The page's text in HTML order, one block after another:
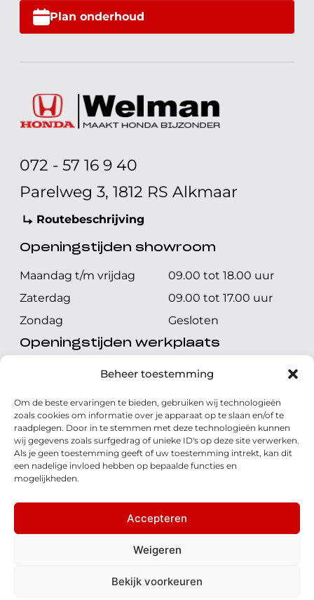
Beheer toestemming
Om de beste ervaringen te bieden, gebruiken wij technologieën
zoals cookies om informatie over je apparaat op te slaan en/of te
raadplegen. Door in te stemmen met deze technologieën kunnen
wij gegevens zoals surfgedrag of unieke ID's op deze site verwerken.
Als je geen toestemming geeft of uw toestemming intrekt, kan dit
een nadelige invloed hebben op bepaalde functies en
mogelijkheden.
Accepteren
Weigeren
Bekijk voorkeuren
Plan onderhoud
072 - 57 16 9 40
Parelweg 3, 1812 RS Alkmaar
Routebeschrijving
Openingstijden showroom
Maandag t/m vrijdag
09.00 tot 18.00 uur
Zaterdag
09.00 tot 17.00 uur
Zondag
Gesloten
Openingstijden werkplaats
Maandag t/m vrijdag
08.00 tot 17.00 uur
Zondag
Gesloten
Volg ons
© 2026 - Honda Welman
Algemene voorwaarden